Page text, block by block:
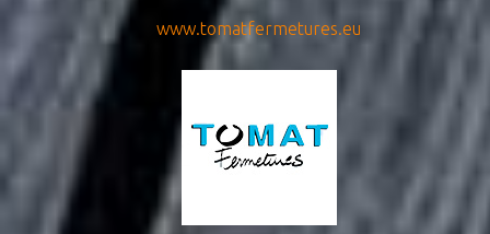
www.tomatfermetures.eu